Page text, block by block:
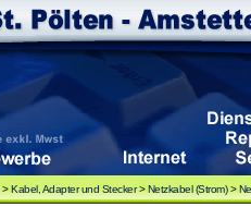
>Kabel, Adapter und Stecker>Netzkabel (Strom)>